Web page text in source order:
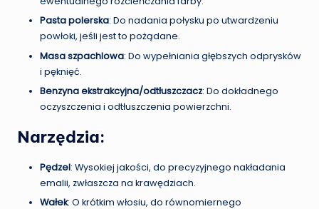
Pasta polerska: Do nadania połysku po utwardzeniu
powłoki, jeśli jest to pożądane.
Masa szpachlowa: Do wypełniania głębszych odprysków
i pęknięć.
Benzyna ekstrakcyjna/odtłuszczacz: Do dokładnego
oczyszczenia i odtłuszczenia powierzchni.
Narzędzia:
Pędzel: Wysokiej jakości, do precyzyjnego nakładania
emalii, zwłaszcza na krawędziach.
Wałek: O krótkim włosiu, do równomiernego